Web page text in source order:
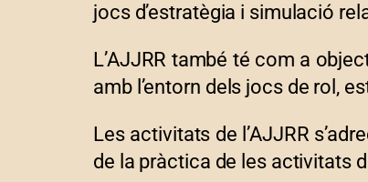
jocs d’estratègia i simulació
L’AJJRR també té com a
amb l’entorn dels jocs de rol,
Les activitats de l’AJJRR
de la pràctica de les activitats